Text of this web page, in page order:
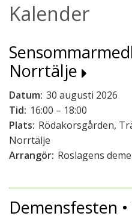
Kalender
Norrtälje
Datum: 30 augusti 2026
Tid: 16:00 – 18:00
Plats: Rödakorsgården,
Norrtälje
Arrangör: Roslagens
Demensfesten